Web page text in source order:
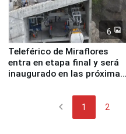
6
Teleférico de Miraflores
entra en etapa final y será
inaugurado en las próximas
chevron_left 1 2